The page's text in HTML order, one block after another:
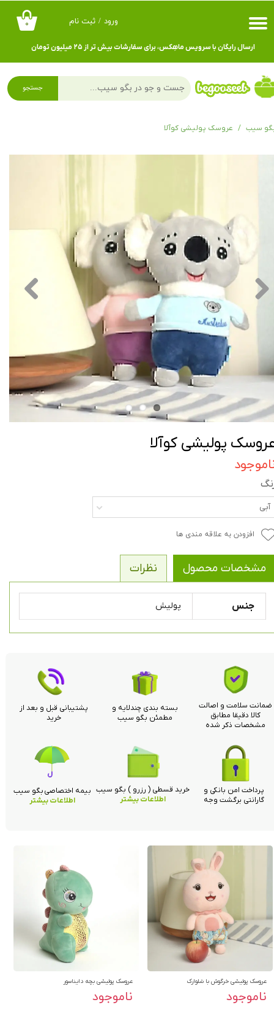
۰ ورود / ثبت نام
حساب کاربری من
تغییر گذر واژه
سفارشات
ارسال رایگان با سرویس ماهِکس، برای سفارشات بیش تر از ۲۵ میلیون تومان
جستجو
سیب عروسک پولیشی کوآلا
پولیشی کوآلا
آبی
افزودن به علاقه مندی ها
مشخصات محصول نظرات
جنس پولیش
عروسک پولیشی خرگوش با شلوارک
ناموجود
عروسک پولیشی بچه دایناسور
ناموجود
ضمانت سلامت و اصالت
کالا دقیقا مطابق
مشخصات ذکر شده
بسته بندی چندلایه و
مطمئن بگو سیب
پشتیبانی قبل و بعد از
خرید
خرید قسطی ( رزرو ) بگو سیب
اطلاعات بیشتر
پرداخت امن بانکی و
گارانتی برگشت وجه
بیمه اختصاصی بگو سیب
اطلاعات بیشتر